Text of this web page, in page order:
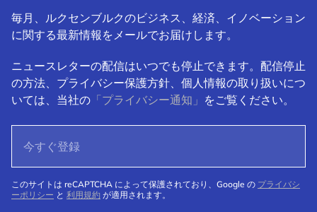
毎月、ルクセンブルクのビジネス、経済、イノベーション
に関する最新情報をメールでお届けします。
ニュースレターの配信はいつでも停止できます。配信停止
の方法、プライバシー保護方針、個人情報の取り扱いにつ
いては、当社の 「プライバシー通知」 をご覧ください。
このサイトは reCAPTCHA によって保護されており、Google の プライバシ
ーポリシー と 利用規約 が適用されます。